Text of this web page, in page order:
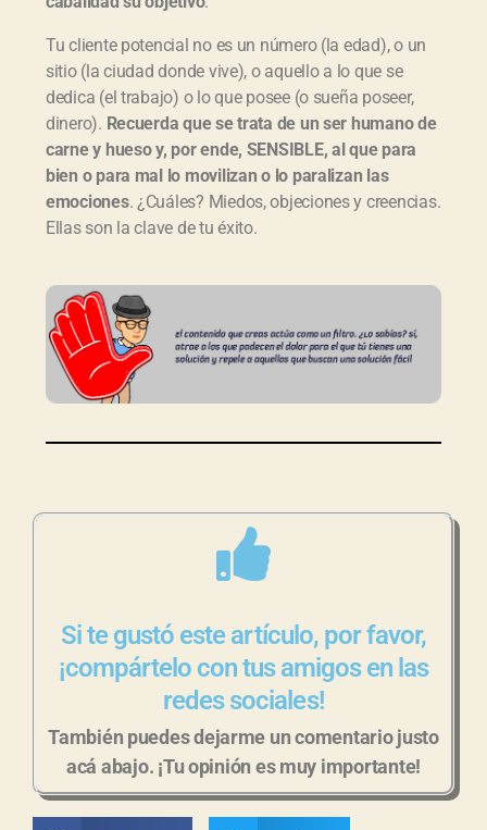
Tu cliente potencial no es un número (la edad), o un
sitio (la ciudad donde vive), o aquello a lo que se
dedica (el trabajo) o lo que posee (o sueña poseer,
dinero). Recuerda que se trata de un ser humano de
carne y hueso y, por ende, SENSIBLE, al que para
bien o para mal lo movilizan o lo paralizan las
emociones. ¿Cuáles? Miedos, objeciones y creencias.
Ellas son la clave de tu éxito.
Si te gustó este artículo, por favor,
¡compártelo con tus amigos en las
redes sociales!
También puedes dejarme un comentario justo
acá abajo. ¡Tu opinión es muy importante!